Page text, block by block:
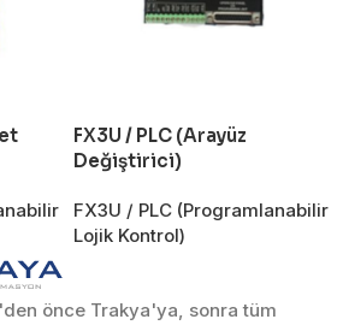
FX3U / PLC (Arayüz
Değiştirici)
FX3U / PLC (Programlanabilir
Lojik Kontrol)
önce Trakya'ya, sonra tüm